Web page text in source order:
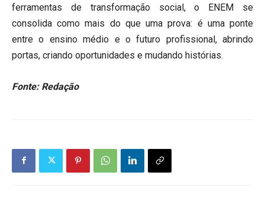
ferramentas de transformação social, o ENEM se
consolida como mais do que uma prova: é uma ponte
entre o ensino médio e o futuro profissional, abrindo
portas, criando oportunidades e mudando histórias.
Fonte: Redação